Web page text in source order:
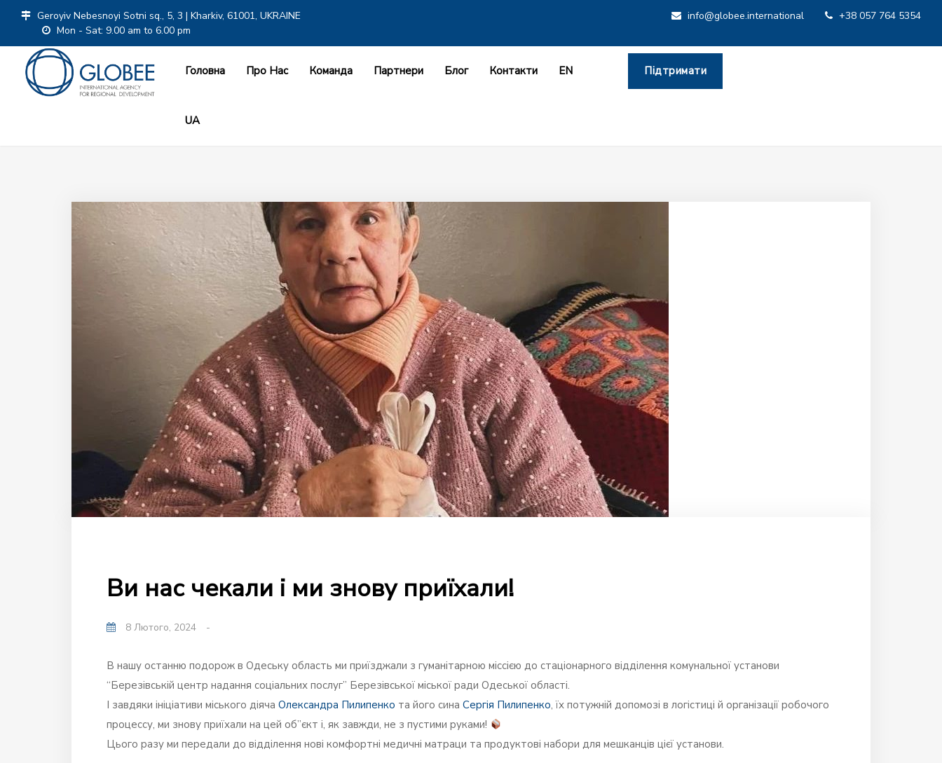
Geroyiv Nebesnoyi Sotni sq., 5, 3 | Kharkiv, 61001, UKRAINE
Mon - Sat: 9.00 am to 6.00 pm
+38 057 764 5354
info@globee.international
Головна Про Нас Команда Партнери Блог Контакти EN
UA
Підтримати
Ви нас чекали і ми знову приїхали!
8 Лютого, 2024 -
В нашу останню подорож в Одеську область ми приїзджали з гуманітарною міссією до стаціонарного відділення комунальної установи
“Березівській центр надання соціальних послуг” Березівської міської ради Одеської області.
І завдяки ініціативи міського діяча Олександра Пилипенко та його сина Сергія Пилипенко, їх потужній допомозі в логістиці й організації робочого
процессу, ми знову приїхали на цей об”єкт і, як завжди, не з пустими руками!
Цього разу ми передали до відділення нові комфортні медичні матраци та продуктові набори для мешканців цієї установи.